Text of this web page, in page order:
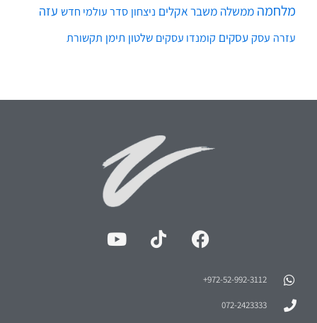
מלחמה ממשלה משבר אקלים ניצחון סדר עולמי חדש עזה
עזרה עסק עסקים קומנדו עסקים שלטון תימן תקשורת
972-52-992-3112⁩+
072-2423333